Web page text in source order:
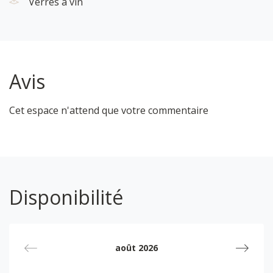
allie tranquillité résidentielle et ambiance de village.
Niché sur les hauteurs de la ville, il offre une
Ses rues bordées de petites boutiques, cafés, et
transports en commun, permettant un accès facile
aux sites historiques de Lyon, notamment le Vieux
A visiter à proximité :
Avis
Cet espace n'attend que votre commentaire
Disponibilité
août 2026